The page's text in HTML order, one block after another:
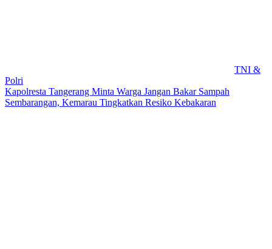
TNI &
Polri
Kapolresta Tangerang Minta Warga Jangan Bakar Sampah
Sembarangan, Kemarau Tingkatkan Resiko Kebakaran